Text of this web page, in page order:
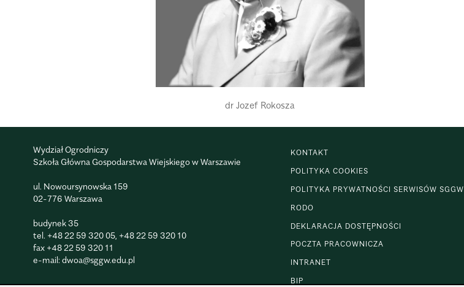
dr Jozef Rokosza
Wydział Ogrodniczy
Szkoła Główna Gospodarstwa Wiejskiego w Warszawie
ul. Nowoursynowska 159
02-776 Warszawa
budynek 35
tel. +48 22 59 320 05, +48 22 59 320 10
fax +48 22 59 320 11
e-mail: dwoa@sggw.edu.pl
KONTAKT
POLITYKA COOKIES
POLITYKA PRYWATNOŚCI SERWISÓW SGGW
RODO
DEKLARACJA DOSTĘPNOŚCI
POCZTA PRACOWNICZA
INTRANET
BIP